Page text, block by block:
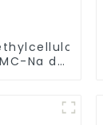
Na de
CAS